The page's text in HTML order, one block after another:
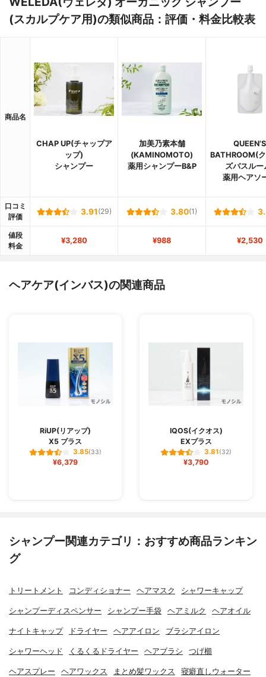
(スカルプケア用)の類似商品：評価・料金比較表
商品名
CHAP UP(チャップア
ップ)
シャンプー
加美乃素本舗
(KAMINOMOTO)
薬用シャンプーB&P
QUEEN’S
BATHROOM(
ズバスルー
薬用ヘアソ
口コミ
評価
3.91 (29) 3.80(1)
値段
料金
¥3,280 ¥988 ¥2,530
ヘアケア(インバス)の関連商品
RiUP(リアップ)
X5 プラス
3.85(33)
¥6,379
IQOS(イクオス)
EXプラス
3.81(32)
¥3,790
シャンプー関連カテゴリ：おすすめ商品ランキン
グ
トリートメント コンディショナー ヘアマスク シャワーキャップ
シャンプーディスペンサー シャンプー手袋 ヘアミルク ヘアオイル
ナイトキャップ ドライヤー ヘアアイロン ブラシアイロン
シャワーヘッド くるくるドライヤー ヘアブラシ つげ櫛
ヘアスプレー ヘアワックス まとめ髪ワックス 寝癖直しウォーター